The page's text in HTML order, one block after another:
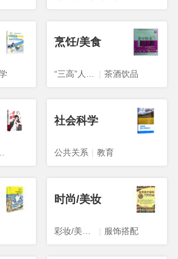
烹饪/美食
“三高”人群食谱 | 茶酒饮品
头
社会科学
公共关系 | 教育
时尚/美妆
| 服饰搭配